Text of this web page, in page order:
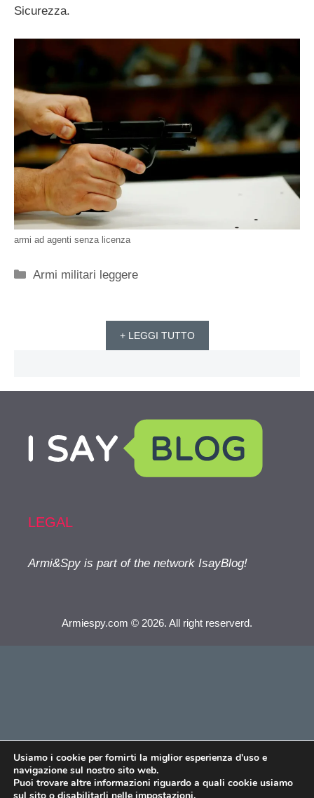
Sicurezza.
armi ad agenti senza licenza
Categorie
Armi militari leggere
+ LEGGI TUTTO
LEGAL
Armi&Spy is part of the network IsayBlog!
Armiespy.com © 2026. All right reserverd.
Usiamo i cookie per fornirti la miglior esperienza d'uso e
navigazione sul nostro sito web.
Puoi trovare altre informazioni riguardo a quali cookie usiamo